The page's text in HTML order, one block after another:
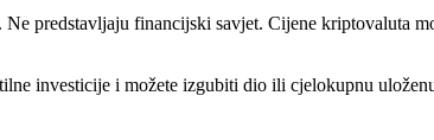
predstavljaju financijski savjet. Cijene kriptovaluta
investicije i možete izgubiti dio ili cjelokupnu